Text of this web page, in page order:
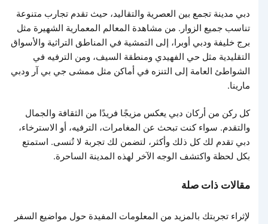
دبي مدينة تجمع بين العصرية والتقاليد، حيث تقدم تجارب متنوعة
تناسب جميع الزوار. من مشاهدة المعالم المعمارية الشهيرة مثل
برج خليفة ودبي أوبرا، إلى التمشية في المناطق التراثية والأسواق
التقليدية مثل حي الفهيدي ومنطقة السيف، ومن الترفيه في
الشواطئ العامة إلى التنزه في أماكن مثل ممشى جي بي آر ودبي
مارينا.
كل ركن من أركان دبي يعكس مزيجًا فريدًا من الثقافة والجمال
والتقدم. سواء كنت تبحث عن المغامرات، الترفيه، أو الاسترخاء،
دبي تقدم لك كل ذلك وأكثر، لتضمن لك تجربة لا تُنسى. استمتع
بكل لحظة واكتشف الوجه الآخر لهذه المدينة الساحرة.
مقالات ذات صلة
لإثراء تجربتك بالمزيد من المعلومات المفيدة حول مواضيع السفر